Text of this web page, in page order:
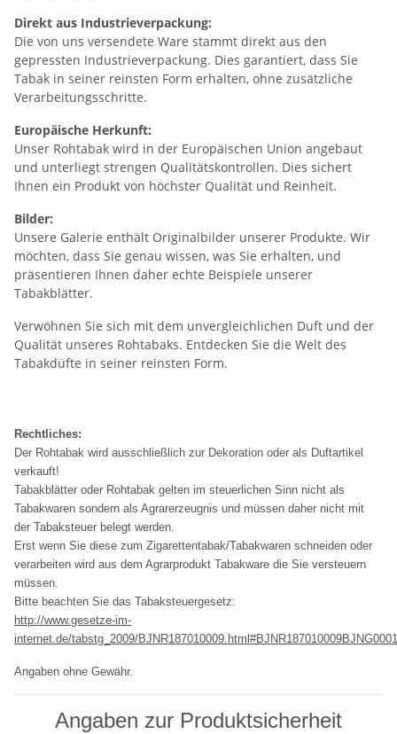
Direkt aus Industrieverpackung:
Die von uns versendete Ware stammt direkt aus den
gepressten Industrieverpackung. Dies garantiert, dass Sie
Tabak in seiner reinsten Form erhalten, ohne zusätzliche
Verarbeitungsschritte.
Europäische Herkunft:
Unser Rohtabak wird in der Europäischen Union angebaut
und unterliegt strengen Qualitätskontrollen. Dies sichert
Ihnen ein Produkt von höchster Qualität und Reinheit.
Bilder:
Unsere Galerie enthält Originalbilder unserer Produkte. Wir
möchten, dass Sie genau wissen, was Sie erhalten, und
präsentieren Ihnen daher echte Beispiele unserer
Tabakblätter.
Verwöhnen Sie sich mit dem unvergleichlichen Duft und der
Qualität unseres Rohtabaks. Entdecken Sie die Welt des
Tabakdüfte in seiner reinsten Form.
Rechtliches:
Der Rohtabak wird ausschließlich zur Dekoration oder als Duftartikel
verkauft!
Tabakblätter oder Rohtabak gelten im steuerlichen Sinn nicht als
Tabakwaren sondern als Agrarerzeugnis und müssen daher nicht mit
der Tabaksteuer belegt werden.
Erst wenn Sie diese zum Zigarettentabak/Tabakwaren schneiden oder
verarbeiten wird aus dem Agrarprodukt Tabakware die Sie versteuern
müssen.
Bitte beachten Sie das Tabaksteuergesetz:
http://www.gesetze-im-
internet.de/tabstg_2009/
Angaben ohne Gewähr.
Angaben zur Produktsicherheit